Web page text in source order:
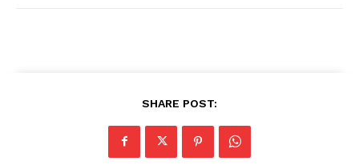
SHARE POST: